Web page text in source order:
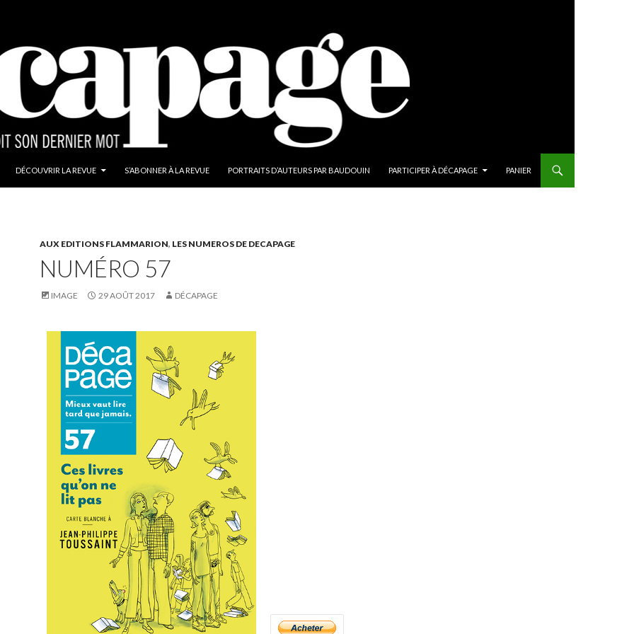
DÉCOUVRIR LA REVUE S’ABONNER À LA REVUE PORTRAITS D’AUTEURS PAR BAUDOUIN PARTICIPER À DÉCAPAGE PANIER
AUX EDITIONS FLAMMARION, LES NUMEROS DE DECAPAGE
NUMÉRO 57
IMAGE 29 AOÛT 2017 DÉCAPAGE